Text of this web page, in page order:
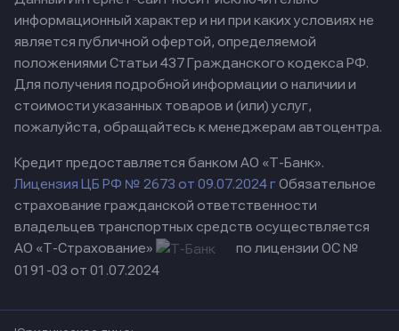
информационный характер и ни при каких условиях не
является публичной офертой, определяемой
положениями Статьи 437 Гражданского кодекса РФ.
Для получения подробной информации о наличии и
стоимости указанных товаров и (или) услуг,
пожалуйста, обращайтесь к менеджерам автоцентра.
Кредит предоставляется банком АО «Т-Банк».
Лицензия ЦБ РФ № 2673 от 09.07.2024 гОбязательное
страхование гражданской ответственности
владельцев транспортных средств осуществляется
АО «Т-Страхование»
по лицензии ОС №
0191-03 от 01.07.2024